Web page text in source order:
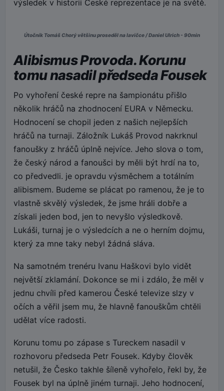
výsledek v historii České reprezentace je na světě.
Útočník Tomáš Chorý většinu proseděl na lavičce / Daniel Ulrich - 90min
Alibismus Provoda. Korunu
tomu nasadil předseda Fousek
Po vyhoření české repre na šampionátu přišlo
několik hráčů na zhodnocení EURA v Německu.
Hodnocení se chopil jeden z našich nejlepších
hráčů na turnaji. Záložník Lukáš Provod nakrknul
fanoušky z hráčů úplně nejvíce. Jeho slova o tom,
že český národ a fanoušci by měli být hrdí na to,
co předvedli. je opravdu výsměchem a totálním
alibismem. Budeme se plácat po ramenou, že je to
vlastně skvělý výsledek, že jsme hráli dobře a
získali jeden bod, jen to nevyšlo výsledkově.
Lukáši, turnaj je o výsledcích a ne o herním dojmu,
který za mne taky nebyl žádná sláva.
Na samotném trenéru Ivanu Haškovi bylo vidět
největší zklamání. Dokonce se mi i zdálo, že měl v
jednu chvíli před kamerou České televize slzy v
očích a věřil jsem mu, že hlavně fanouškům chtěli
udělat více radosti.
Korunu tomu po zápase s Tureckem nasadil v
rozhovoru předseda Petr Fousek. Kdyby člověk
netušil, že Česko takhle šíleně vyhořelo, řekl by, že
Fousek byl na úplně jiném turnaji. Jeho hodnocení,